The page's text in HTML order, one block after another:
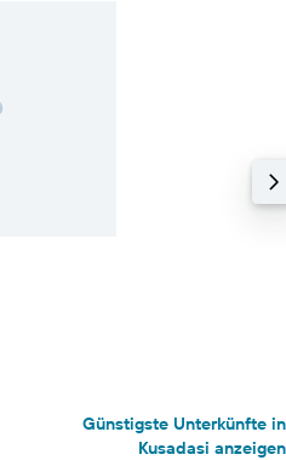
Günstigste Unterkünfte in
Kusadasi anzeigen